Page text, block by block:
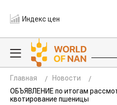
Индекс цен
Главная
Новости
ОБЪЯВЛЕНИЕ по итогам
квотирование пшеницы